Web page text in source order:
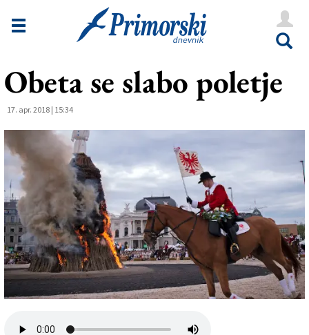
Novice
Goriška
Kultura
Šport
Še
Vreme
V Kioskih
Uredništvo
Oglasi
Založnik
Obeta se slabo poletje
17. apr. 2018 | 15:34